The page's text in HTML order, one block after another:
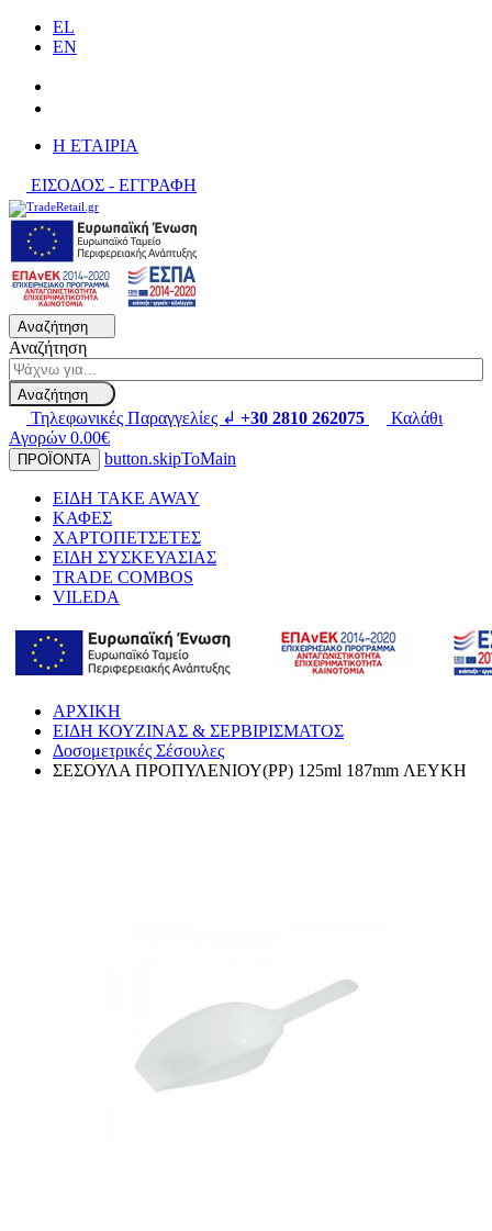
EL
EN
H ΕΤΑΙΡΙΑ
ΕΙΣΟΔΟΣ - ΕΓΓΡΑΦΗ
Αναζήτηση
Αναζήτηση
Αναζήτηση
Τηλεφωνικές Παραγγελίες ↲ +30 2810 262075
Καλάθι
Αγορών 0.00€
ΠΡΟΪΟΝΤΑ button.skipToMain
ΕΙΔΗ TAKE AWAY
ΚΑΦΕΣ
ΧΑΡΤΟΠΕΤΣΕΤΕΣ
ΕΙΔΗ ΣΥΣΚΕΥΑΣΙΑΣ
TRADE COMBOS
VILEDA
ΑΡΧΙΚΗ
ΕΙΔΗ ΚΟΥΖΙΝΑΣ & ΣΕΡΒΙΡΙΣΜΑΤΟΣ
Δοσομετρικές Σέσουλες
ΣΕΣΟΥΛΑ ΠΡΟΠΥΛΕΝΙΟΥ(PP) 125ml 187mm ΛΕΥΚΗ